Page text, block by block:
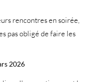
rencontres en soirée,
pas obligé de faire les
2026